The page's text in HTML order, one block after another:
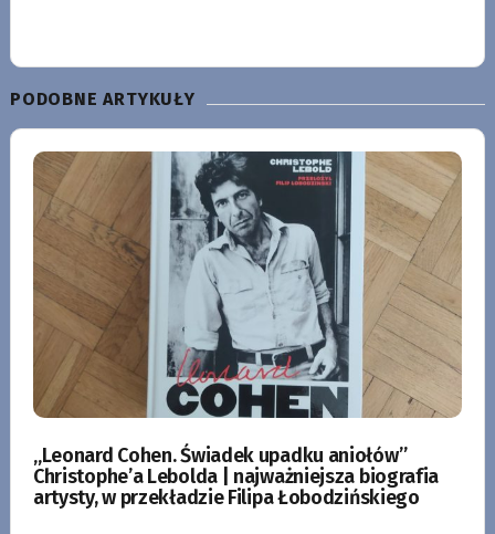
PODOBNE ARTYKUŁY
„Leonard Cohen. Świadek upadku aniołów”
Christophe’a Lebolda | najważniejsza biografia
artysty, w przekładzie Filipa Łobodzińskiego